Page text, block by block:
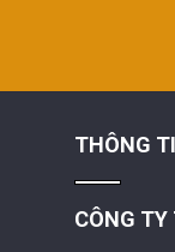
THÔNG
CÔNG